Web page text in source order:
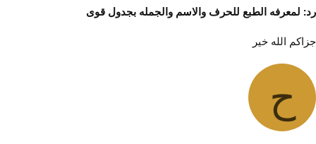
رد: لمعرفه الطبع للحرف والاسم والجمله بجدول قوى
جزاكم الله خير
ح